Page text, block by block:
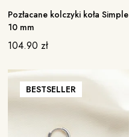
Pozłacane kolczyki koła Simple
10 mm
104.90zł
BESTSELLER